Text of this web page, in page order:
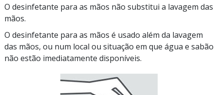
O desinfetante para as mãos não substitui a lavagem das
mãos.
O desinfetante para as mãos é usado além da lavagem
das mãos, ou num local ou situação em que água e sabão
não estão imediatamente disponíveis.